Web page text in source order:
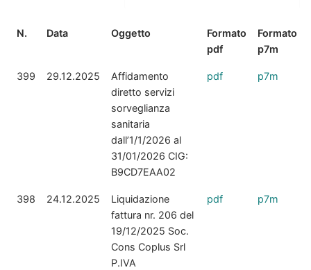
N. Data Oggetto
Formato
pdf
Formato
p7m
399 29.12.2025
Affidamento
diretto servizi
sorveglianza
sanitaria
dall’1/1/2026 al
31/01/2026 CIG:
B9CD7EAA02
pdf p7m
398 24.12.2025
Liquidazione
fattura nr. 206 del
19/12/2025 Soc.
Cons Coplus Srl
P.IVA
pdf p7m